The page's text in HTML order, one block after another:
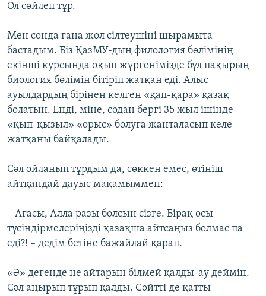
Ол сөйлеп тұр.
Мен сонда ғана жол сілтеушіні шырамыта
бастадым. Біз ҚазМУ-дың филология бөлімінің
екінші курсында оқып жүргенімізде бұл пақырың
биология бөлімін бітіріп жатқан еді. Алыс
ауылдардың бірінен келген «қап-қара» қазақ
болатын. Енді, міне, содан бергі 35 жыл ішінде
«қып-қызыл» «орыс» болуға жанталасып келе
жатқаны байқалады.
Сәл ойланып тұрдым да, сөккен емес, өтініш
айтқандай дауыс мақамыммен:
– Ағасы, Алла разы болсын сізге. Бірақ осы
түсіндірмелеріңізді қазақша айтсаңыз болмас па
еді?! – дедім бетіне бажайлай қарап.
«Ә» дегенде не айтарын білмей қалды-ау деймін.
Сәл аңырып тұрып қалды. Сөйтті де қатты